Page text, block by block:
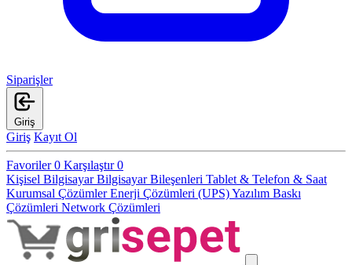
Siparişler
Giriş
Giriş Kayıt Ol
Favoriler0 Karşılaştır0
Kişisel BilgisayarBilgisayar Bileşenleri Tablet & Telefon & Saat
Kurumsal ÇözümlerEnerji Çözümleri (UPS)Yazılım Baskı
Çözümleri Network Çözümleri